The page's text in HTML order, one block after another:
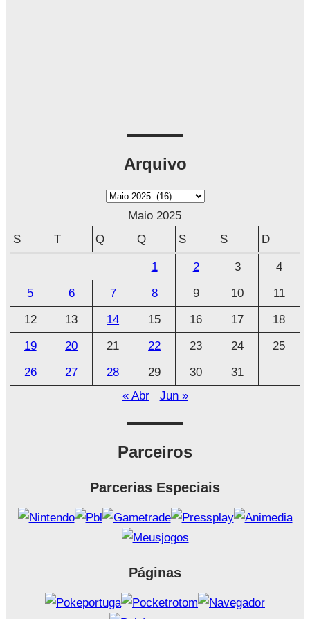
Arquivo
A
v
o
Maio 2025
S
T Q Q S S D
1 2 3
4
5
6 7 8 9 10
11
12
13 14 15 16 17
18
19
20 21 22 23 24
25
26
27 28 29 30
31
« Abr
Jun »
Parceiros
Parcerias Especiais
Páginas